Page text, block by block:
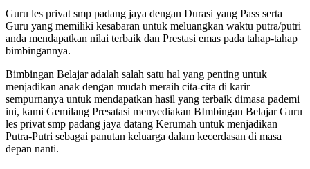
Guru les privat smp padang jaya dengan Durasi yang Pass serta
Guru yang memiliki kesabaran untuk meluangkan waktu putra/putri
anda mendapatkan nilai terbaik dan Prestasi emas pada tahap-tahap
bimbingannya.
Bimbingan Belajar adalah salah satu hal yang penting untuk
menjadikan anak dengan mudah meraih cita-cita di karir
sempurnanya untuk mendapatkan hasil yang terbaik dimasa pademi
ini, kami Gemilang Presatasi menyediakan BImbingan Belajar Guru
les privat smp padang jaya datang Kerumah untuk menjadikan
Putra-Putri sebagai panutan keluarga dalam kecerdasan di masa
depan nanti.